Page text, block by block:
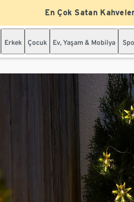
En Çok Satan
Erkek Çocuk Ev, Yaşam & Mobilya